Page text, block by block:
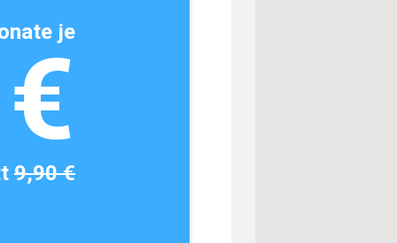
je
9,90 €